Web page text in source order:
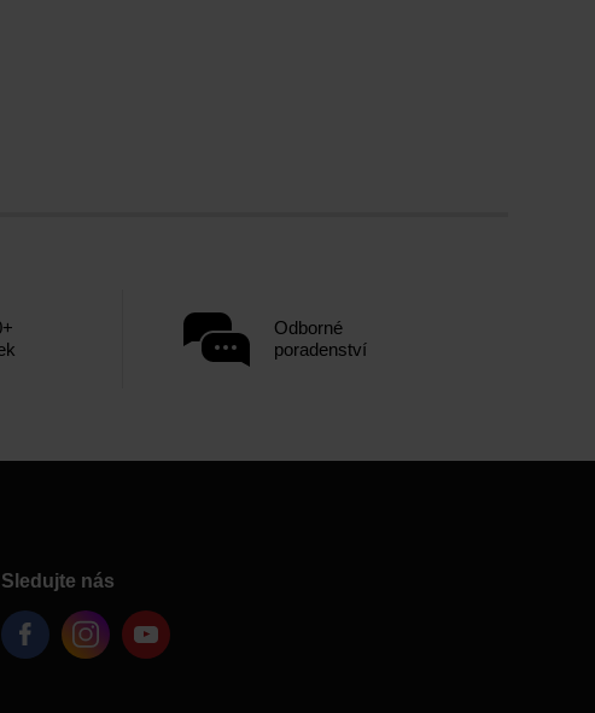
Odborné
poradenství
Sledujte nás